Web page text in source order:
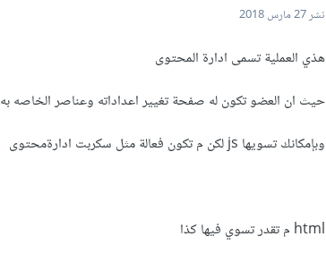
نشر27 مارس 2018
هذي العملية تسمى ادارة المحتوى
حيث ان العضو تكون له صفحة تغيير اعداداته وعناصر الخاصه به
وبإمكانك تسويها js لكن م تكون فعالة مثل سكربت ادارةمحتوى
html م تقدر تسوي فيها كذا